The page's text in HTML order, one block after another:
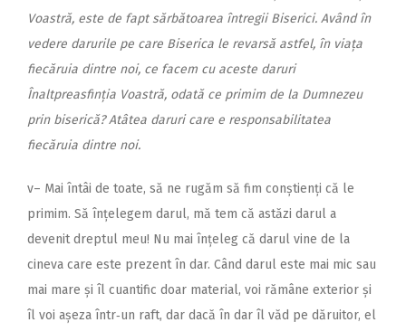
Voastră, este de fapt sărbătoarea întregii Biserici. Având în
vedere darurile pe care Biserica le revarsă astfel, în viața
fiecăruia dintre noi, ce facem cu aceste daruri
Înaltpreasfinția Voastră, odată ce primim de la Dumnezeu
prin biserică? Atâtea daruri care e responsabilitatea
fiecăruia dintre noi.
v– Mai întâi de toate, să ne rugăm să fim conștienți că le
primim. Să înțelegem darul, mă tem că astăzi darul a
devenit dreptul meu! Nu mai înțeleg că darul vine de la
cineva care este prezent în dar. Când darul este mai mic sau
mai mare și îl cuantific doar material, voi rămâne exterior și
îl voi așeza într‑un raft, dar dacă în dar îl văd pe dăruitor, el